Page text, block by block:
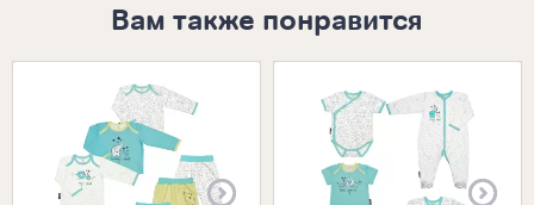
Вам также понравится
Размеры в наличии: